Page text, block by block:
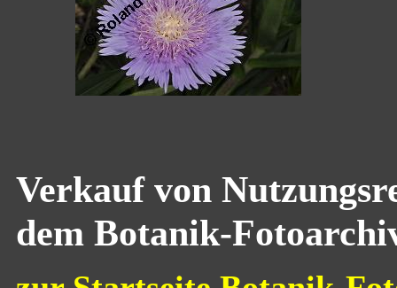
Verkauf von
dem Botanik-